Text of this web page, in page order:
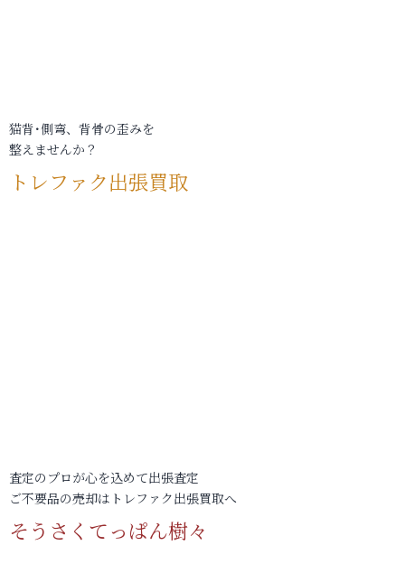
猫背･側弯、背骨の歪みを
整えませんか？
トレファク出張買取
査定のプロが心を込めて出張査定
ご不要品の売却はトレファク出張買取へ
そうさくてっぱん樹々